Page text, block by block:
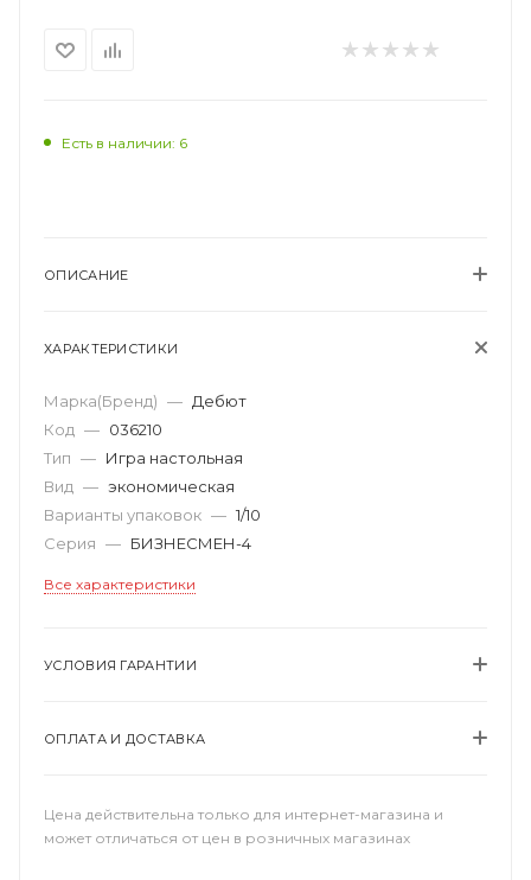
Есть в наличии: 6
ОПИСАНИЕ
ХАРАКТЕРИСТИКИ
Марка(Бренд) — Дебют
Код — 036210
Тип — Игра настольная
Вид — экономическая
Варианты упаковок — 1/10
Серия — БИЗНЕСМЕН-4
Все характеристики
УСЛОВИЯ ГАРАНТИИ
ОПЛАТА И ДОСТАВКА
Цена действительна только для интернет-магазина и
может отличаться от цен в розничных магазинах